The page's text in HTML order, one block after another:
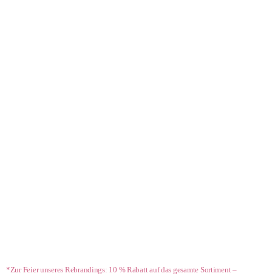
*Zur Feier unseres Rebrandings: 10 % Rabatt auf das gesamte Sortiment –